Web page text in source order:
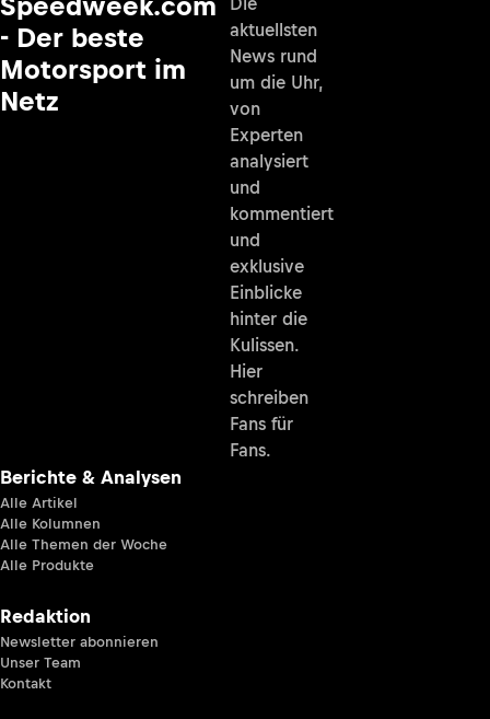
- Der beste
Motorsport im
Netz
aktuellsten
News rund
um die Uhr,
von
Experten
analysiert
und
kommentiert
und
exklusive
Einblicke
hinter die
Kulissen.
Hier
schreiben
Fans für
Fans.
Berichte & Analysen
Alle Artikel
Alle Kolumnen
Alle Themen der Woche
Alle Produkte
Redaktion
Newsletter abonnieren
Unser Team
Kontakt